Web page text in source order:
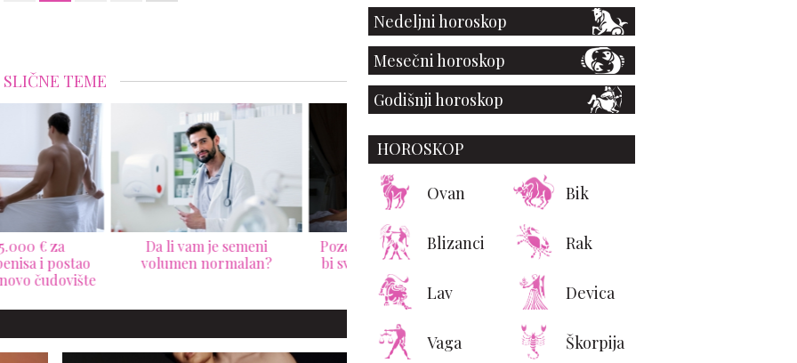
SLIČNE TEME
li vam je semeni
normalan?
Poze za spavaću sobu koje
bi svaki muškarac trebalo
Evo zašto su debeli
muškarci bolji u krevetu
Nedeljni horoskop
Mesečni horoskop
Godišnji horoskop
HOROSKOP
Ovan Bik
Blizanci Rak
Lav Devica
Vaga Škorpija